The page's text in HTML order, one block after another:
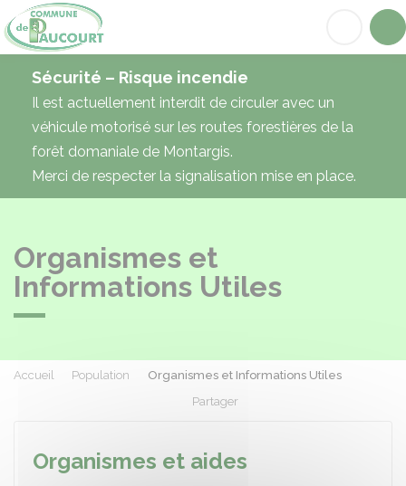
Sécurité – Risque incendie
Il est actuellement interdit de circuler avec un
véhicule motorisé sur les routes forestières de la
forêt domaniale de Montargis.
Merci de respecter la signalisation mise en place.
Organismes et
Informations Utiles
Accueil Population
Organismes et Informations Utiles
Partager
Organismes et aides